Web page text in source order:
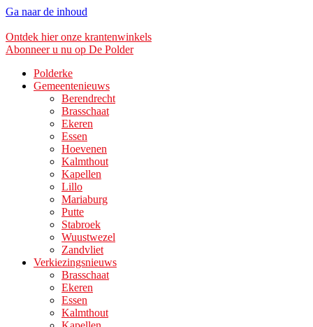
Ga naar de inhoud
Ontdek hier onze krantenwinkels
Abonneer u nu op De Polder
Polderke
Gemeentenieuws
Berendrecht
Brasschaat
Ekeren
Essen
Hoevenen
Kalmthout
Kapellen
Lillo
Mariaburg
Putte
Stabroek
Wuustwezel
Zandvliet
Verkiezingsnieuws
Brasschaat
Ekeren
Essen
Kalmthout